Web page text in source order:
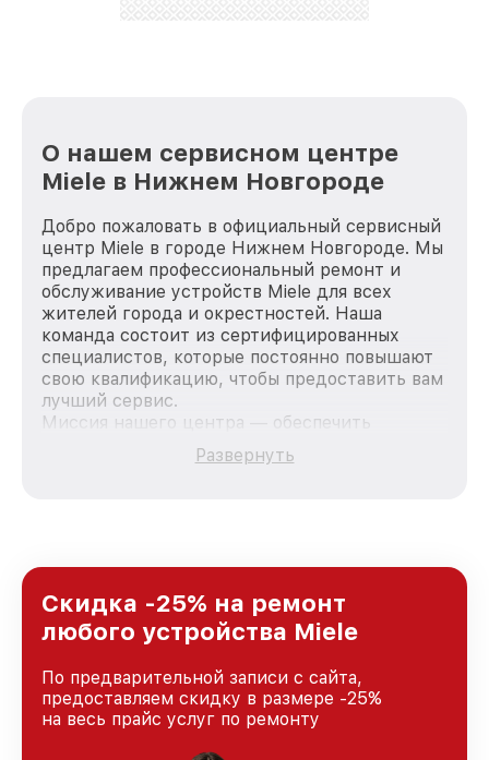
О нашем сервисном центре
Miele в Нижнем Новгороде
Добро пожаловать в официальный сервисный
центр Miele в городе Нижнем Новгороде. Мы
предлагаем профессиональный ремонт и
обслуживание устройств Miele для всех
жителей города и окрестностей. Наша
команда состоит из сертифицированных
специалистов, которые постоянно повышают
свою квалификацию, чтобы предоставить вам
лучший сервис.
Миссия нашего центра — обеспечить
качественный и доступный ремонт для
каждого пользователя продукции Miele, вне
Нижнем Новгороде, постоянно повышая
уровень доверия и лояльности наших
клиентов.
Развернуть
Скидка -25% на ремонт
любого устройства Miele
По предварительной записи с сайта,
предоставляем скидку в размере -25%
на весь прайс услуг по ремонту